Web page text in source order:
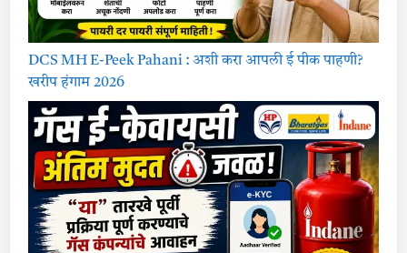
e
n
t
M
a
h
a
r
a
s
h
t
r
a
DCS MH E-Peek Pahani : अशी करा आपली ई पीक पाहणी?
खरीप हंगाम 2026